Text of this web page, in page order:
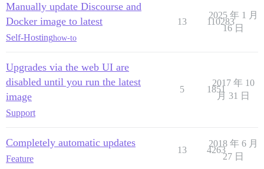
Manually update Discourse and
Docker image to latest
Self-Hostinghow-to
13 110283
2025 年 1 月
16 日
Upgrades via the web UI are
disabled until you run the latest
image
Support
5 1851
2017 年 10
月 31 日
Completely automatic updates
Feature
13 4263
2018 年 6 月
27 日